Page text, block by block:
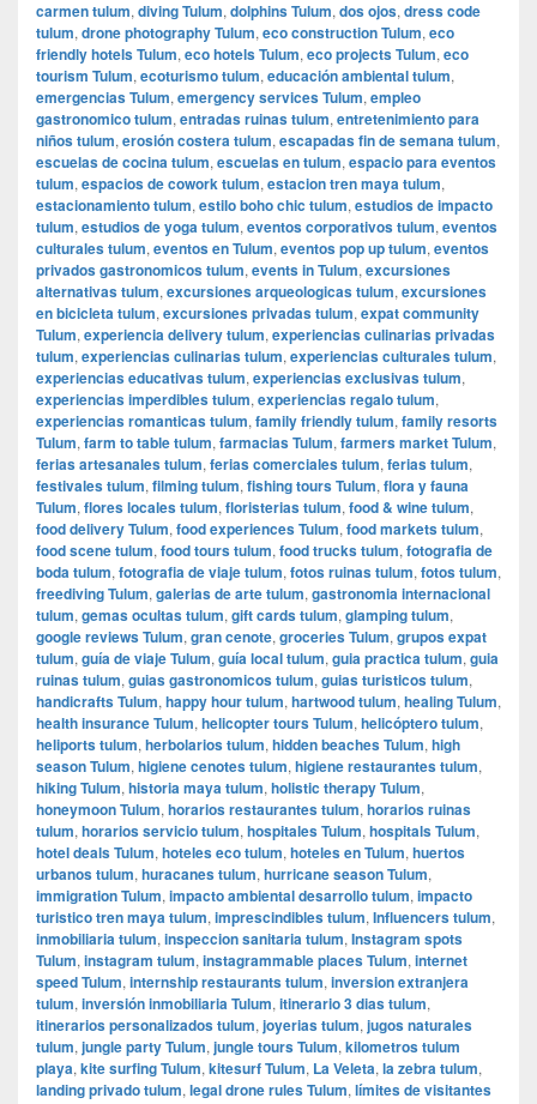
carmen tulum, diving Tulum, dolphins Tulum, dos ojos, dress code
tulum, drone photography Tulum, eco construction Tulum, eco
friendly hotels Tulum, eco hotels Tulum, eco projects Tulum, eco
tourism Tulum, ecoturismo tulum, educación ambiental tulum,
emergencias Tulum, emergency services Tulum, empleo
gastronomico tulum, entradas ruinas tulum, entretenimiento para
niños tulum, erosión costera tulum, escapadas fin de semana tulum,
escuelas de cocina tulum, escuelas en tulum, espacio para eventos
tulum, espacios de cowork tulum, estacion tren maya tulum,
estacionamiento tulum, estilo boho chic tulum, estudios de impacto
tulum, estudios de yoga tulum, eventos corporativos tulum, eventos
culturales tulum, eventos en Tulum, eventos pop up tulum, eventos
privados gastronomicos tulum, events in Tulum, excursiones
alternativas tulum, excursiones arqueologicas tulum, excursiones
en bicicleta tulum, excursiones privadas tulum, expat community
Tulum, experiencia delivery tulum, experiencias culinarias privadas
tulum, experiencias culinarias tulum, experiencias culturales tulum,
experiencias educativas tulum, experiencias exclusivas tulum,
experiencias imperdibles tulum, experiencias regalo tulum,
experiencias romanticas tulum, family friendly tulum, family resorts
Tulum, farm to table tulum, farmacias Tulum, farmers market Tulum,
ferias artesanales tulum, ferias comerciales tulum, ferias tulum,
festivales tulum, filming tulum, fishing tours Tulum, flora y fauna
Tulum, flores locales tulum, floristerias tulum, food & wine tulum,
food delivery Tulum, food experiences Tulum, food markets tulum,
food scene tulum, food tours tulum, food trucks tulum, fotografia de
boda tulum, fotografia de viaje tulum, fotos ruinas tulum, fotos tulum,
freediving Tulum, galerias de arte tulum, gastronomia internacional
tulum, gemas ocultas tulum, gift cards tulum, glamping tulum,
google reviews Tulum, gran cenote, groceries Tulum, grupos expat
tulum, guía de viaje Tulum, guía local tulum, guia practica tulum, guia
ruinas tulum, guias gastronomicos tulum, guias turisticos tulum,
handicrafts Tulum, happy hour tulum, hartwood tulum, healing Tulum,
health insurance Tulum, helicopter tours Tulum, helicóptero tulum,
heliports tulum, herbolarios tulum, hidden beaches Tulum, high
season Tulum, higiene cenotes tulum, higiene restaurantes tulum,
hiking Tulum, historia maya tulum, holistic therapy Tulum,
honeymoon Tulum, horarios restaurantes tulum, horarios ruinas
tulum, horarios servicio tulum, hospitales Tulum, hospitals Tulum,
hotel deals Tulum, hoteles eco tulum, hoteles en Tulum, huertos
urbanos tulum, huracanes tulum, hurricane season Tulum,
immigration Tulum, impacto ambiental desarrollo tulum, impacto
turistico tren maya tulum, imprescindibles tulum, Influencers tulum,
inmobiliaria tulum, inspeccion sanitaria tulum, Instagram spots
Tulum, instagram tulum, instagrammable places Tulum, internet
speed Tulum, internship restaurants tulum, inversion extranjera
tulum, inversión inmobiliaria Tulum, itinerario 3 dias tulum,
itinerarios personalizados tulum, joyerias tulum, jugos naturales
tulum, jungle party Tulum, jungle tours Tulum, kilometros tulum
playa, kite surfing Tulum, kitesurf Tulum, La Veleta, la zebra tulum,
landing privado tulum, legal drone rules Tulum, límites de visitantes